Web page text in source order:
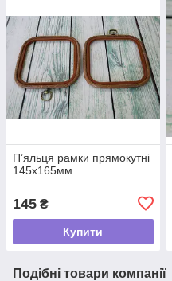
П’яльця рамки прямокутні
145х165мм
145 ₴
Купити
Подібні товари компанії